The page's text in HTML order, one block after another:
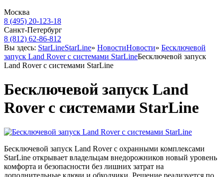
Москва
8 (495) 20-123-18
Санкт-Петербург
8 (812) 62-86-812
Вы здесь: StarLineStarLine» НовостиНовости» Бесключевой
запуск Land Rover с системами StarLineБесключевой запуск
Land Rover с системами StarLine
Бесключевой запуск Land
Rover с системами StarLine
Бесключевой запуск Land Rover с охранными комплексами
StarLine открывает владельцам внедорожников новый уровень
комфорта и безопасности без лишних затрат на
дополнительные ключи и обходчики. Решение реализуется по